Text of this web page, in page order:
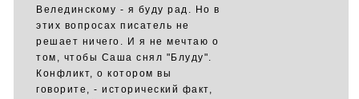
Велединскому - я буду рад. Но в
этих вопросах писатель не
решает ничего. И я не мечтаю о
том, чтобы Саша снял "Блуду".
Конфликт, о котором вы
говорите, - исторический факт,